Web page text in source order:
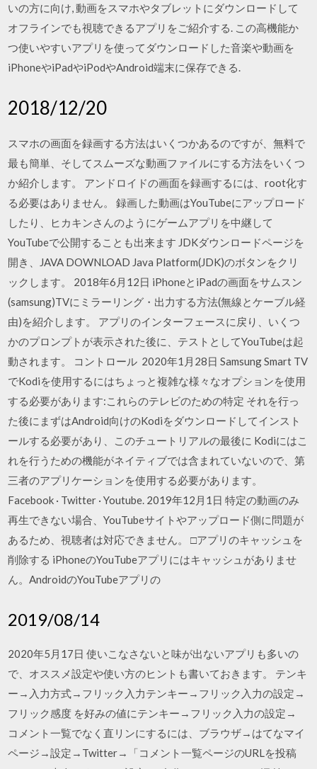
いの方に向け, 動画をスマホやタブレットにダウンロードして
オフラインでも視聴できるアプリをご紹介する. この高機能か
つ使いやすいアプリを使ってダウンロードした音楽や動画を
iPhoneやiPadやiPodやAndroid端末に保存できる.
2018/12/20
スマホの画面を録画する方法はいくつかあるのですが、無料で
最も簡単、そしてスムーズな動画ファイルにする方法をいくつ
か紹介します。 アンドロイドの画面を録画するには、root化す
る必要はありません。 録画した動画はYouTubeにアップロード
したり、ヒカキンさんのようにゲームアプリを中継して
YouTubeで公開することも出来ます JDKダウンロードページを
開き、JAVA DOWNLOAD Java Platform(JDK)のボタンをクリ
ックします。 2018年6月12日 iPhoneとiPadの画面をサムスン
(samsung)TVにミラーリング・出力する方法(無線とケーブル経
由)を紹介します。 アプリのインターフェースに戻り、いくつ
かのプロンプトが表示された後に、テストとしてYouTubeは起
動されます。 コントロール 2020年1月28日 Samsung Smart TV
でKodiを使用するにはちょっと複雑な様々なオプションを使用
する必要があります:これらのテレビのための特定 それを行っ
た後にまずはAndroid向けのKodiをダウンロードしてインスト
ールする必要があり、このチュートリアルの最後に Kodiにはこ
れを行うための機能がネイティブでは含まれていないので、第
三者のアプリケーションを使用する必要があります。
Facebook · Twitter · Youtube. 2019年12月1日 特定の動画のみ
再生できない場合、YouTubeサイトやアップロード側に問題が
あるため、視聴者は対応できません。 □アプリのキャッシュを
削除する iPhoneのYouTubeアプリにはキャッシュがありませ
ん。AndroidのYouTubeアプリの
2019/08/14
2020年5月17日 使いこなさないと味が出ないアプリも多いの
で、オススメ設定や使い方のヒントも書いておきます。 テンキ
ー→入力方式→フリック入力テンキー→フリック入力の設定→
フリック感度 を好みの値にテンキー→フリック入力の設定→
コメント一覧でなく直リンにするには、ブラウザ→はてなマイ
ページ→設定→Twitter→「コメント一覧ページのURLを投稿